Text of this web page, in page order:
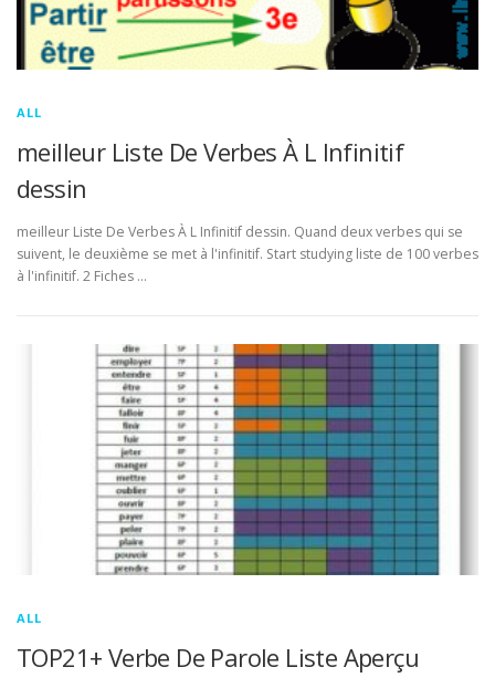
ALL
meilleur Liste De Verbes À L Infinitif
dessin
meilleur Liste De Verbes À L Infinitif dessin. Quand deux verbes qui se
suivent, le deuxième se met à l'infinitif. Start studying liste de 100 verbes
à l'infinitif. 2 Fiches …
ALL
TOP21+ Verbe De Parole Liste Aperçu